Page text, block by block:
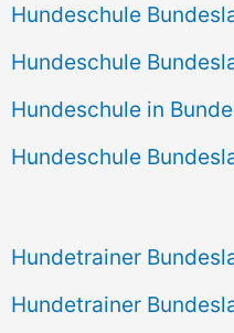
Hundeschule
Hundeschule
Hundeschule in
Hundeschule
Hundetrainer
Hundetrainer